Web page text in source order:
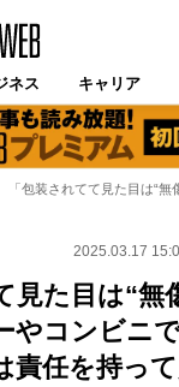
ネス キャリア
「包装されてて見た目は“
2025.03.17
見た目は“無
やコンビニ
責任を持っ